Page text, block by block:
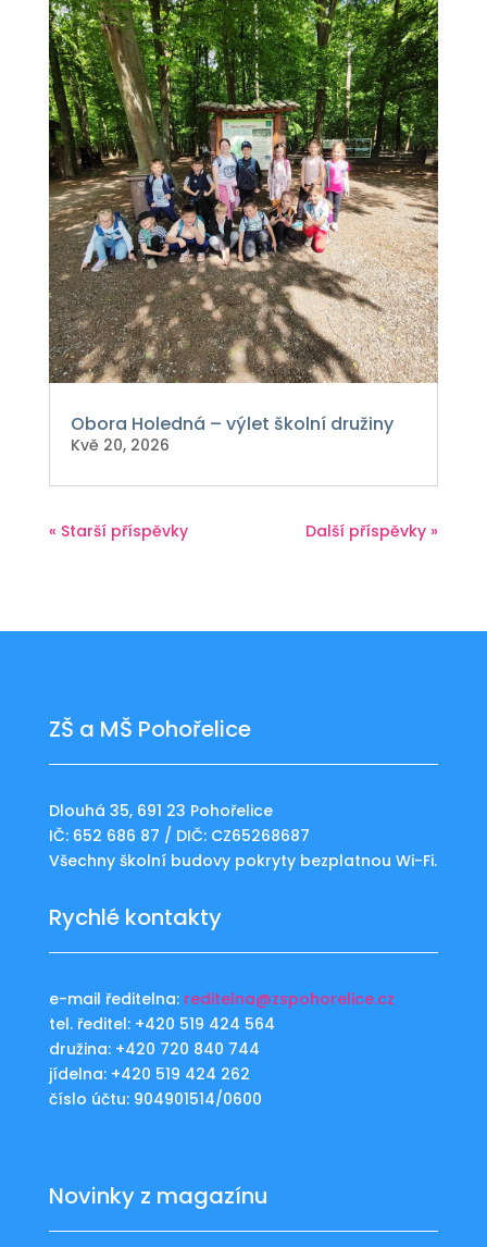
Obora Holedná – výlet školní družiny
Kvě 20, 2026
« Starší příspěvky Další příspěvky »
ZŠ a MŠ Pohořelice
Dlouhá 35, 691 23 Pohořelice
IČ: 652 686 87 / DIČ: CZ65268687
Všechny školní budovy pokryty bezplatnou Wi-Fi.
Rychlé kontakty
e-mail ředitelna: reditelna@zspohorelice.cz
tel. ředitel: +420 519 424 564
družina: +420 720 840 744
jídelna: +420 519 424 262
číslo účtu: 904901514/0600
Novinky z magazínu